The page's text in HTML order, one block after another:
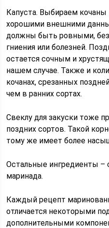
Капуста. Выбираем кочаны
хорошими внешними
должны быть ровными,
гниения или болезней.
остается сочным и
нашем случае. Также и
кочанах, срезанных
чем в ранних сортах.
Свеклу для закуски тоже
поздних сортов. Такой
тому же имеет более
Остальные ингредиенты –
маринада.
Каждый рецепт
отличается некоторыми
дополнительными